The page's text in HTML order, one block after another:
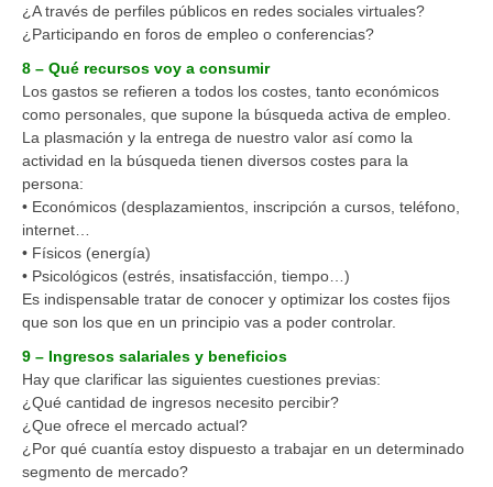
¿A través de perfiles públicos en redes sociales virtuales?
¿Participando en foros de empleo o conferencias?
8 – Qué recursos voy a consumir
Los gastos se refieren a todos los costes, tanto económicos
como personales, que supone la búsqueda activa de empleo.
La plasmación y la entrega de nuestro valor así como la
actividad en la búsqueda tienen diversos costes para la
persona:
• Económicos (desplazamientos, inscripción a cursos, teléfono,
internet…
• Físicos (energía)
• Psicológicos (estrés, insatisfacción, tiempo…)
Es indispensable tratar de conocer y optimizar los costes fijos
que son los que en un principio vas a poder controlar.
9 – Ingresos salariales y beneficios
Hay que clarificar las siguientes cuestiones previas:
¿Qué cantidad de ingresos necesito percibir?
¿Que ofrece el mercado actual?
¿Por qué cuantía estoy dispuesto a trabajar en un determinado
segmento de mercado?